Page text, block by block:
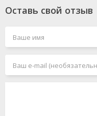
Оставь свой отзыв